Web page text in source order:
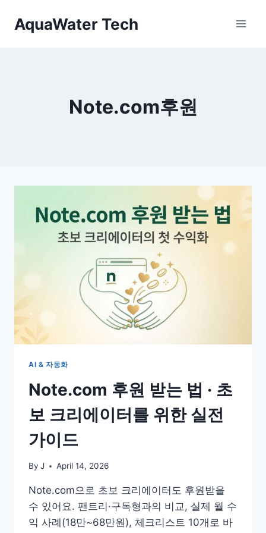
AquaWater Tech
Note.com후원
AI & 자동화
Note.com 후원 받는 법 · 초
보 크리에이터를 위한 실전
가이드
By J April 14, 2026
Note.com으로 초보 크리에이터도 후원받을
수 있어요. 팬트리·구독형과의 비교, 실제 월 수
익 사례(18만~68만원), 체크리스트 10개로 바